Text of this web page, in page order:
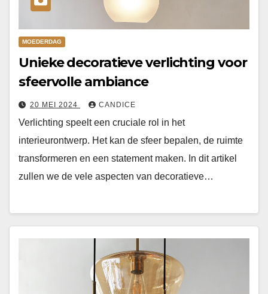
MOEDERDAG
Unieke decoratieve verlichting voor
sfeervolle ambiance
20 MEI 2024 CANDICE
Verlichting speelt een cruciale rol in het
interieurontwerp. Het kan de sfeer bepalen, de ruimte
transformeren en een statement maken. In dit artikel
zullen we de vele aspecten van decoratieve…